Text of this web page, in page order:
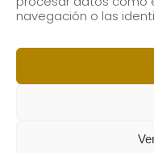
navegación o las
email.